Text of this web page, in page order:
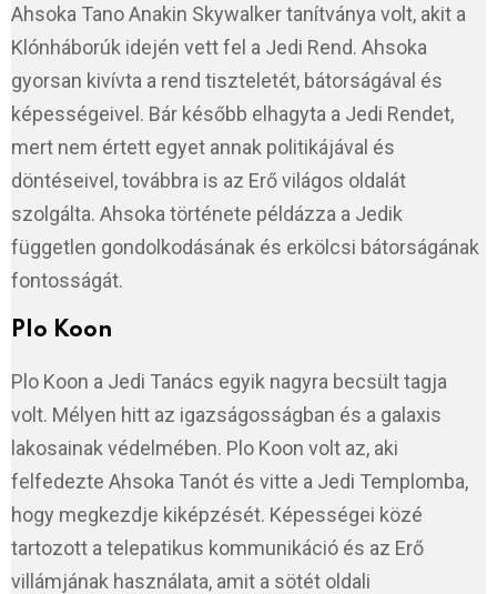
Ahsoka Tano Anakin Skywalker tanítványa volt, akit a
Klónháborúk idején vett fel a Jedi Rend. Ahsoka
gyorsan kivívta a rend tiszteletét, bátorságával és
képességeivel. Bár később elhagyta a Jedi Rendet,
mert nem értett egyet annak politikájával és
döntéseivel, továbbra is az Erő világos oldalát
szolgálta. Ahsoka története példázza a Jedik
független gondolkodásának és erkölcsi bátorságának
fontosságát.
Plo Koon
Plo Koon a Jedi Tanács egyik nagyra becsült tagja
volt. Mélyen hitt az igazságosságban és a galaxis
lakosainak védelmében. Plo Koon volt az, aki
felfedezte Ahsoka Tanót és vitte a Jedi Templomba,
hogy megkezdje kiképzését. Képességei közé
tartozott a telepatikus kommunikáció és az Erő
villámjának használata, amit a sötét oldali